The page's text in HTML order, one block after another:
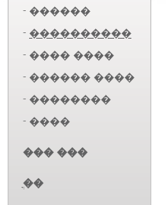
- ������
- ����������
- ���� ����
- ������ ����
- ��������
- ����
��� ���
ֳ��